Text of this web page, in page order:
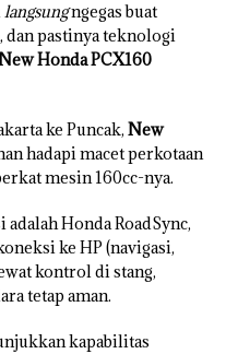
langsungngegas buat
dan pastinya teknologi
Honda PCX160
ke Puncak, New
hadapi macet perkotaan
mesin 160cc-nya.
Honda RoadSync,
ke HP (navigasi,
kontrol di stang,
tetap aman.
kapabilitas